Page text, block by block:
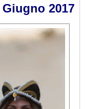
Giugno 2017